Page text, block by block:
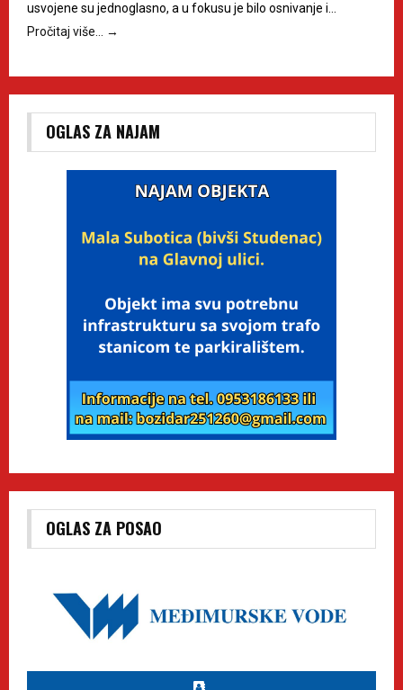
usvojene su jednoglasno, a u fokusu je bilo osnivanje i…
Pročitaj više… →
OGLAS ZA NAJAM
OGLAS ZA POSAO